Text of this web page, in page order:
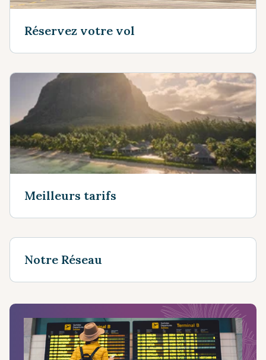
Réservez votre vol
Meilleurs tarifs
Notre Réseau